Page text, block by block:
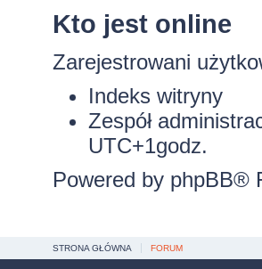
Kto jest online
Zarejestrowani
Indeks witryny
Zespół
UTC+1godz.
Powered by phpBB®
STRONA GŁÓWNA FORUM